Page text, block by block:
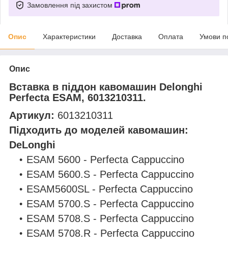
Замовлення під захистом
Опис Характеристики Доставка Оплата Умови
Опис
Вставка в піддон кавомашин Delonghi
Perfecta ESAM, 6013210311.
Артикул: 6013210311
Підходить до моделей кавомашин:
DeLonghi
ESAM 5600 - Perfecta Cappuccino
ESAM 5600.S - Perfecta Cappuccino
ESAM5600SL - Perfecta Cappuccino
ESAM 5700.S - Perfecta Cappuccino
ESAM 5708.S - Perfecta Cappuccino
ESAM 5708.R - Perfecta Cappuccino